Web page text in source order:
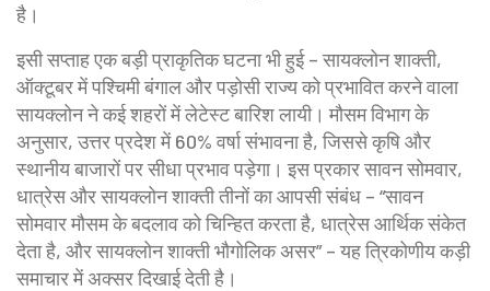
है।
इसी सप्ताह एक बड़ी प्राकृतिक घटना भी हुई –सायक्लोन शाक्ती,
ऑक्टूबर में पश्चिमी बंगाल और पड़ोसी राज्य को प्रभावित करने वाला
सायक्लोनने कई शहरों में लेटेस्ट बारिश लायी। मौसम विभाग के
अनुसार, उत्तर प्रदेश में 60% वर्षा संभावना है, जिससे कृषि और
स्थानीय बाजारों पर सीधा प्रभाव पड़ेगा। इस प्रकार सावन सोमवार,
धात्रेस और सायक्लोन शाक्ती तीनों का आपसी संबंध – “सावन
सोमवार मौसम के बदलाव को चिन्हित करता है, धात्रेस आर्थिक संकेत
देता है, और सायक्लोन शाक्ती भौगोलिक असर” – यह त्रिकोणीय कड़ी
समाचार में अक्सर दिखाई देती है।